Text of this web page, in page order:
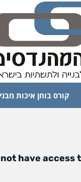
קורס בוחן איכות
not have access